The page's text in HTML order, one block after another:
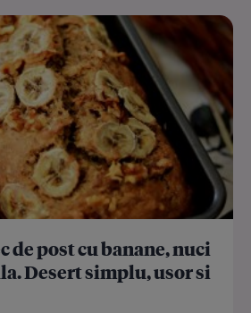
de post cu banane, nuci
Desert simplu, usor si